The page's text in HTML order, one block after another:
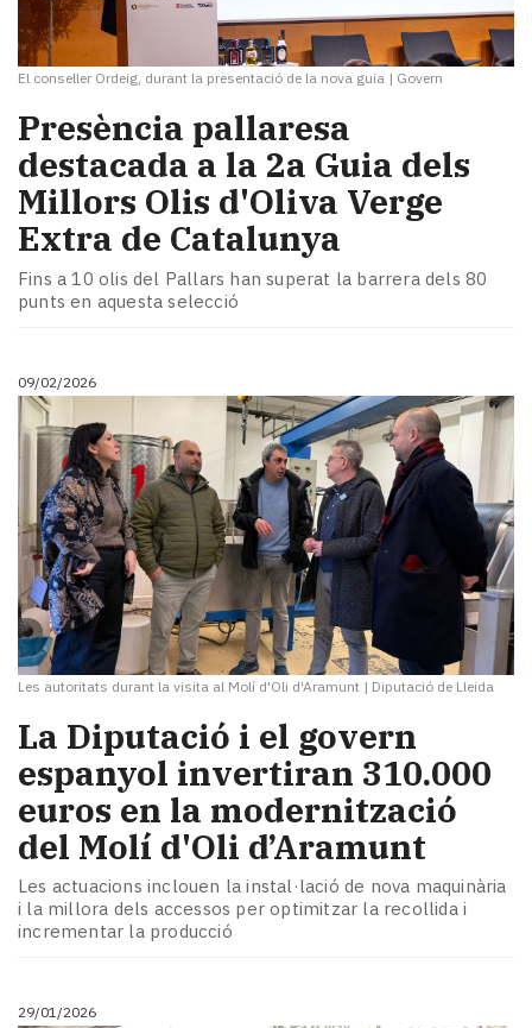
El conseller Ordeig, durant la presentació de la nova guia | Govern
Presència pallaresa
destacada a la 2a Guia dels
Millors Olis d'Oliva Verge
Extra de Catalunya
Fins a 10 olis del Pallars han superat la barrera dels 80
punts en aquesta selecció
09/02/2026
Les autoritats durant la visita al Molí d'Oli d'Aramunt | Diputació de Lleida
La Diputació i el govern
espanyol invertiran 310.000
euros en la modernització
del Molí d'Oli d’Aramunt
Les actuacions inclouen la instal·lació de nova maquinària
i la millora dels accessos per optimitzar la recollida i
incrementar la producció
29/01/2026